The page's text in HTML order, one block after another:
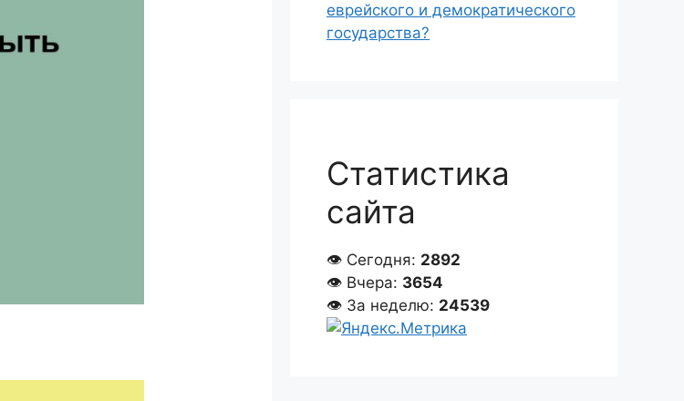
еврейского и демократического
государства?
Статистика
сайта
👁 Сегодня: 2892
👁 Вчера: 3654
👁 За неделю: 24539